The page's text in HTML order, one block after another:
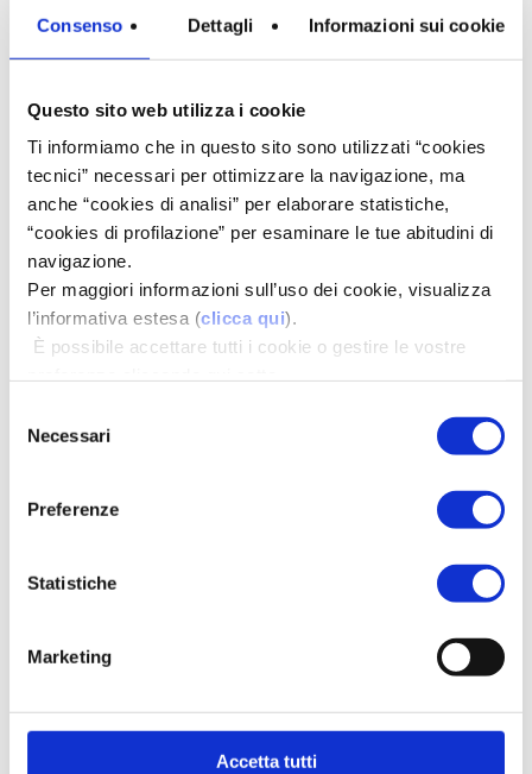
Consenso Dettagli Informazioni sui cookie
Questo sito web utilizza i cookie
Ti informiamo che in questo sito sono utilizzati “cookies
tecnici” necessari per ottimizzare la navigazione, ma
anche “cookies di analisi” per elaborare statistiche,
“cookies di profilazione” per esaminare le tue abitudini di
navigazione.
Per maggiori informazioni sull’uso dei cookie, visualizza
l’informativa estesa (clicca qui).
È possibile accettare tutti i cookie o gestire le vostre
delNecessari
Preferenze
Statistiche
Marketing
Accetta tutti
ORARIO
SERVIZI
DOVE SIAMO
FARMACIE AZIENDALI
Farmacia all'Angelo
Farmacia Cadè
Farmacia Canalina
Farmacia Via Fratelli Cervi